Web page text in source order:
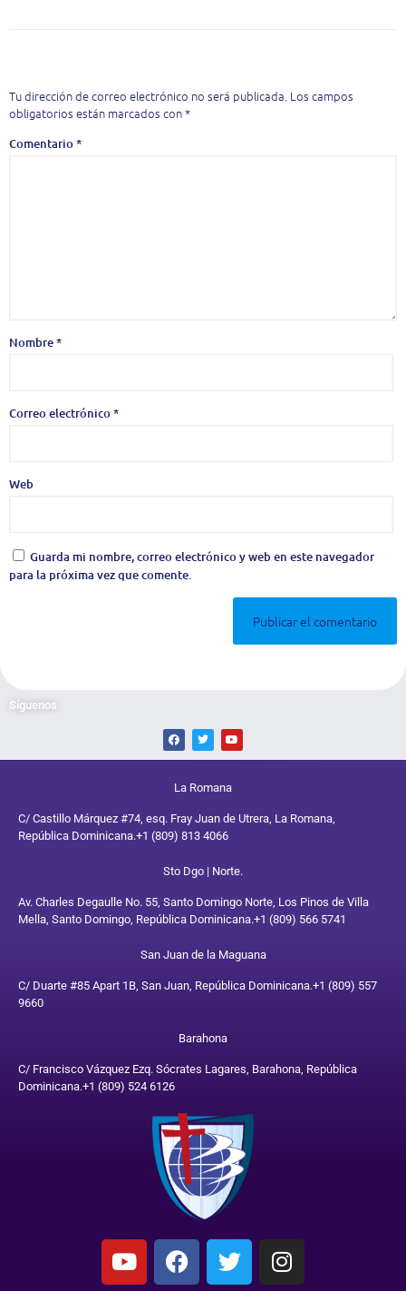
Tu dirección de correo electrónico no será publicada. Los campos
obligatorios están marcados con*
Comentario*
Nombre*
Correo electrónico*
Web
Guarda mi nombre, correo electrónico y web en este navegador
para la próxima vez que comente.
Síguenos
La Romana
C/ Castillo Márquez #74, esq. Fray Juan de Utrera, La Romana,
República Dominicana.+1 (809) 813 4066
Sto Dgo | Norte.
Av. Charles Degaulle No. 55, Santo Domingo Norte, Los Pinos de Villa
Mella, Santo Domingo, República Dominicana.+1 (809) 566 5741
San Juan de la Maguana
C/ Duarte #85 Apart 1B, San Juan, República Dominicana.+1 (809) 557
9660
Barahona
C/ Francisco Vázquez Ezq. Sócrates Lagares, Barahona, República
Dominicana.+1 (809) 524 6126